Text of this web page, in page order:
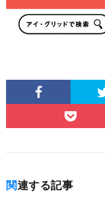
関連する記事